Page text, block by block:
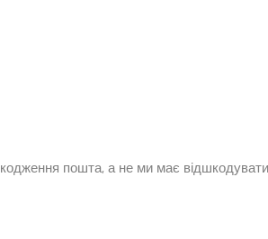
пошта, а не ми має